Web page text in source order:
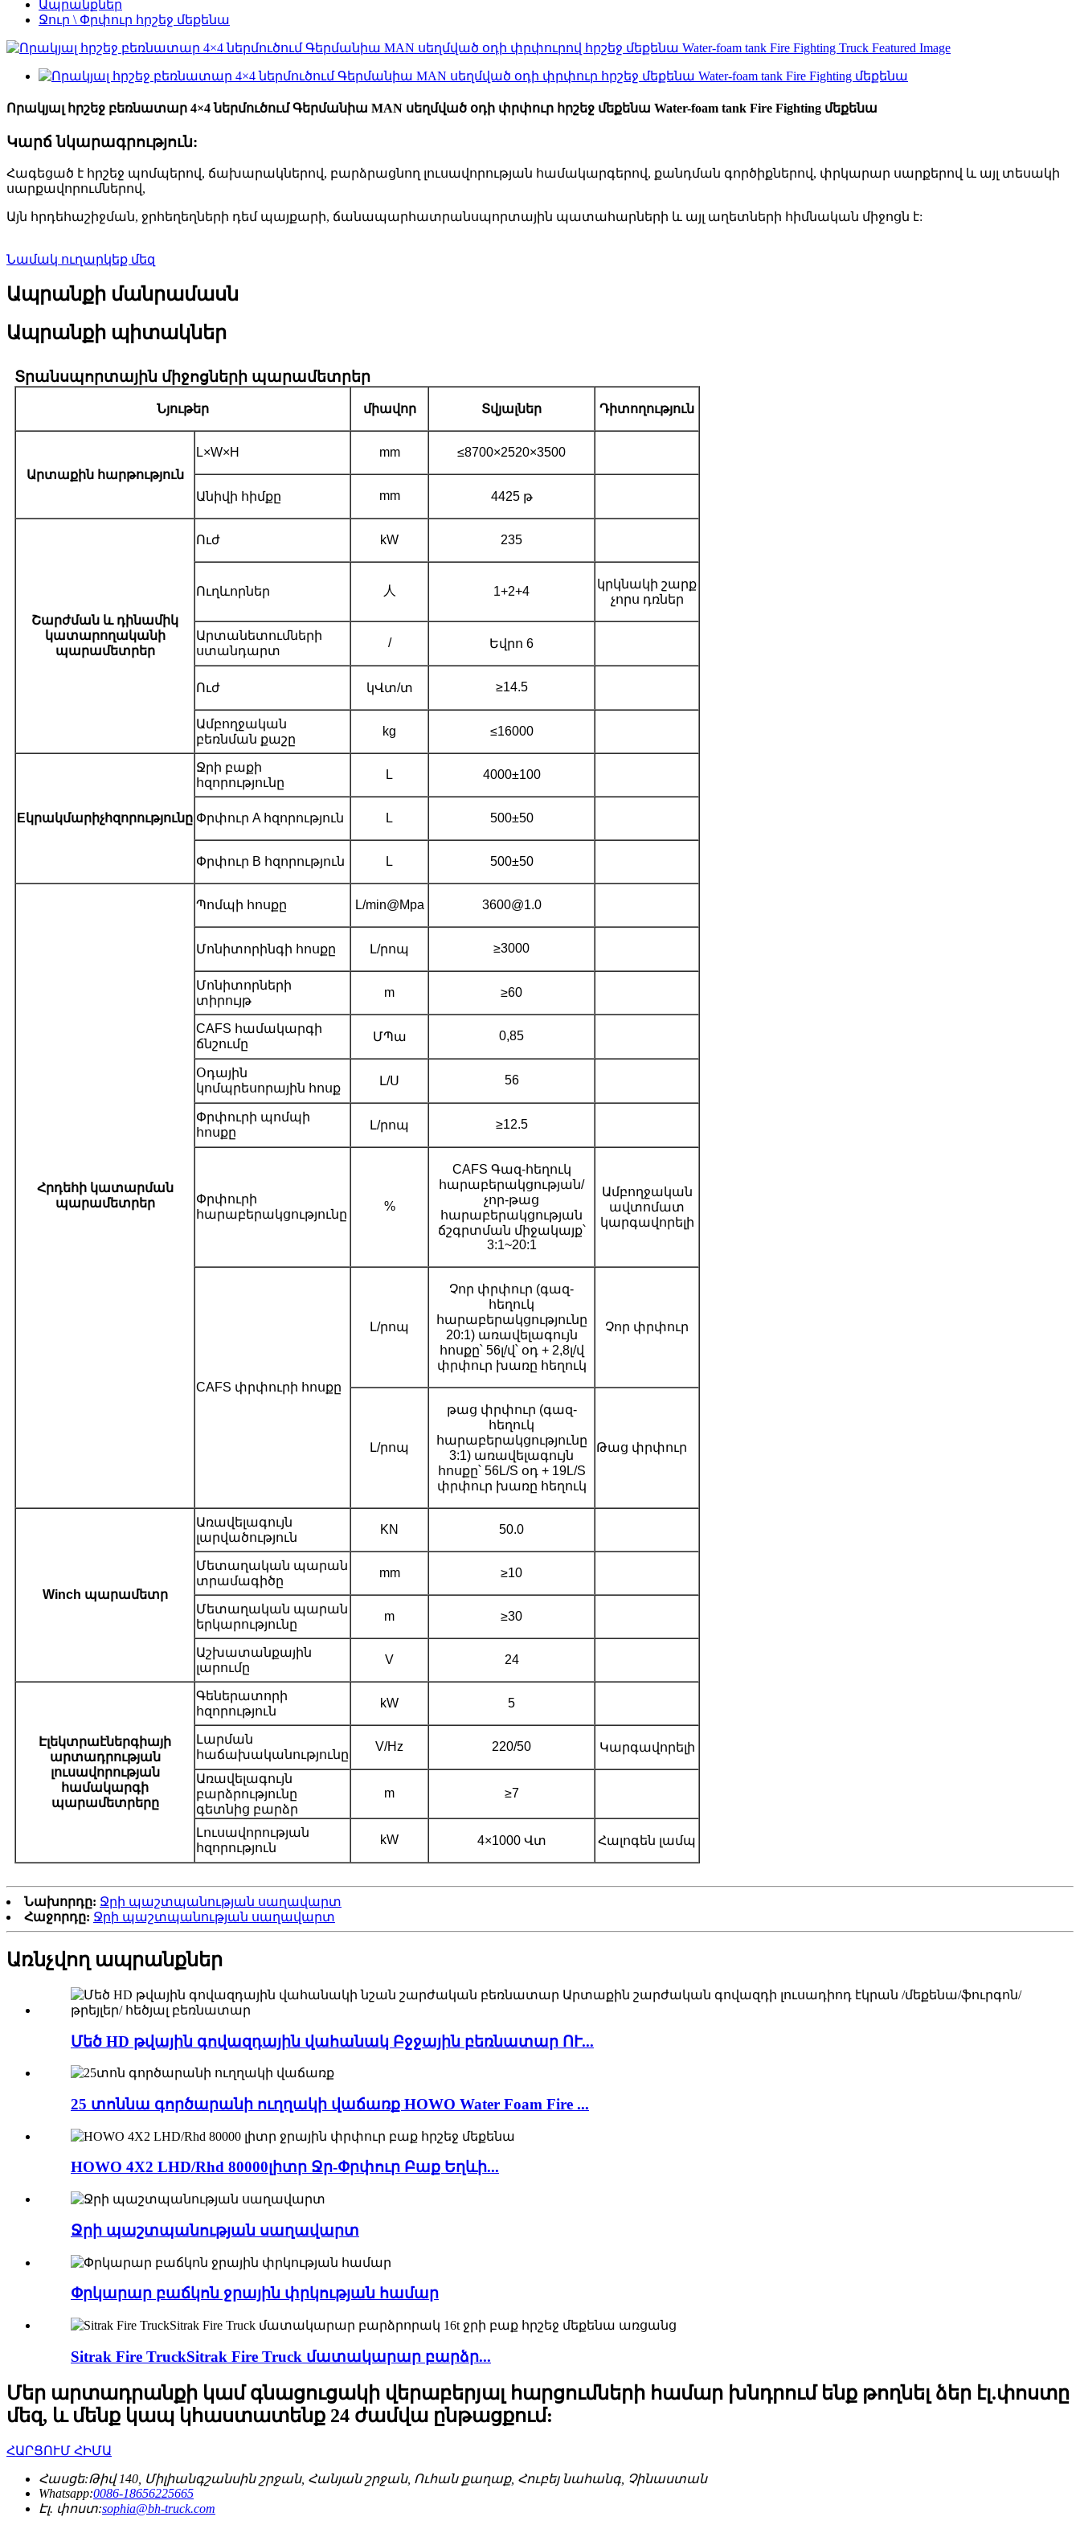
Ապրանքներ
Ջուր \ Փրփուր հրշեջ մեքենա
Որակյալ հրշեջ բեռնատար 4×4 ներմուծում Գերմանիա MAN սեղմված օդի փրփուր հրշեջ մեքենա Water-foam tank Fire Fighting մեքենա
Կարճ նկարագրություն:
Հագեցած է հրշեջ պոմպերով, ճախարակներով, բարձրացնող լուսավորության համակարգերով, քանդման գործիքներով, փրկարար սարքերով և այլ տեսակի
սարքավորումներով,
Այն հրդեհաշիջման, ջրհեղեղների դեմ պայքարի, ճանապարհատրանսպորտային պատահարների և այլ աղետների հիմնական միջոցն է:
Նամակ ուղարկեք մեզ
Ապրանքի մանրամասն
Ապրանքի պիտակներ
Տրանսպորտային միջոցների պարամետրեր
Նյութեր միավոր Տվյալներ Դիտողություն
Արտաքին հարթություն
L×W×H mm ≤8700×2520×3500
Անիվի հիմքը mm 4425 թ
Շարժման և դինամիկ
կատարողականի
պարամետրեր
Ուժ kW 235
Ուղևորներ 人 1+2+4
կրկնակի շարք
չորս դռներ
Արտանետումների
ստանդարտ
/ Եվրո 6
Ուժ կՎտ/տ ≥14.5
Ամբողջական
բեռնման քաշը
kg ≤16000
Eկրակմարիչհզորությունը
Ջրի բաքի
հզորությունը
L 4000±100
Փրփուր A հզորություն L 500±50
Փրփուր B հզորություն L 500±50
Հրդեհի կատարման
պարամետրեր
Պոմպի հոսքը L/min@Mpa 3600@1.0
Մոնիտորինգի հոսքը Լ/րոպ ≥3000
Մոնիտորների
տիրույթ
m ≥60
CAFS համակարգի
ճնշումը
ՄՊա 0,85
Օդային
կոմպրեսորային հոսք
Լ/Ս 56
Փրփուրի պոմպի
հոսքը
Լ/րոպ ≥12.5
Փրփուրի
հարաբերակցությունը
%
CAFS Գազ-հեղուկ
հարաբերակցության/
չոր-թաց
հարաբերակցության
ճշգրտման միջակայք՝
3:1~20:1
Ամբողջական
ավտոմատ
կարգավորելի
CAFS փրփուրի հոսքը
Լ/րոպ
Չոր փրփուր (գազ-
հեղուկ
հարաբերակցությունը
20:1) առավելագույն
հոսքը՝ 56լ/վ՝ օդ + 2,8լ/վ
փրփուր խառը հեղուկ
Չոր փրփուր
Լ/րոպ
թաց փրփուր (գազ-
հեղուկ
հարաբերակցությունը
3:1) առավելագույն
հոսքը՝ 56L/S օդ + 19L/S
փրփուր խառը հեղուկ
Թաց փրփուր
Winch պարամետր
Առավելագույն
լարվածություն
KN 50.0
Մետաղական պարան
տրամագիծը
mm ≥10
Մետաղական պարան
երկարությունը
m ≥30
Աշխատանքային
լարումը
V 24
Էլեկտրաէներգիայի
արտադրության
լուսավորության
համակարգի
պարամետրերը
Գեներատորի
հզորություն
kW 5
Լարման
հաճախականությունը
V/Hz 220/50 Կարգավորելի
Առավելագույն
բարձրությունը
գետնից բարձր
m ≥7
Լուսավորության
հզորություն
kW 4×1000 Վտ Հալոգեն լամպ
Նախորդը: Ջրի պաշտպանության սաղավարտ
Հաջորդը: Ջրի պաշտպանության սաղավարտ
Առնչվող ապրանքներ
Մեծ HD թվային գովազդային վահանակ Բջջային բեռնատար ՈՒ...
25 տոննա գործարանի ուղղակի վաճառք HOWO Water Foam Fire ...
HOWO 4X2 LHD/Rhd 80000լիտր Ջր-Փրփուր Բաք Եղևի...
Ջրի պաշտպանության սաղավարտ
Փրկարար բաճկոն ջրային փրկության համար
Sitrak Fire TruckSitrak Fire Truck մատակարար բարձր...
Մեր արտադրանքի կամ գնացուցակի վերաբերյալ հարցումների համար խնդրում ենք թողնել ձեր էլ.փոստը
մեզ, և մենք կապ կհաստատենք 24 ժամվա ընթացքում:
ՀԱՐՑՈՒՄ ՀԻՄԱ
Հասցե:Թիվ 140, Միլիանգշանսին շրջան, Հանյան շրջան, Ուհան քաղաք, Հուբեյ նահանգ, Չինաստան
Whatsapp:0086-18656225665
Էլ. փոստ:sophia@bh-truck.com